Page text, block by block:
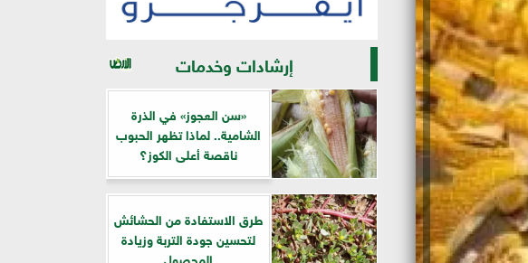
إرشادات وخدمات
«سن العجوز» في الذرة
الشامية.. لماذا تظهر الحبوب
ناقصة أعلى الكوز؟
طرق الاستفادة من الحشائش
لتحسين جودة التربة وزيادة
المحصول